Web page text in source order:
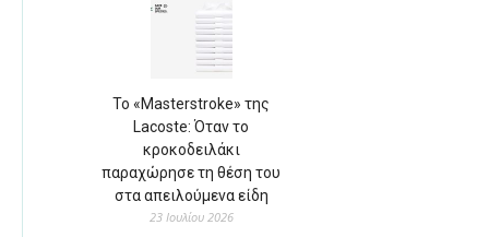
Το «Masterstroke» της
Lacoste: Όταν το
κροκοδειλάκι
παραχώρησε τη θέση του
στα απειλούμενα είδη
23 Ιουλίου 2026